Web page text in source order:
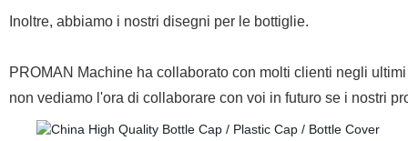
Inoltre, abbiamo i nostri disegni per le bottiglie.
PROMAN Machine ha collaborato con molti clienti negli
non vediamo l'ora di collaborare con voi in futuro se i nostri